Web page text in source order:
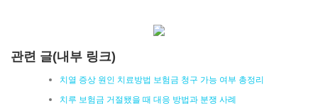
관련 글(내부 링크)
치열 증상 원인 치료방법 보험금 청구 가능 여부 총정리
치루 보험금 거절됐을 때 대응 방법과 분쟁 사례